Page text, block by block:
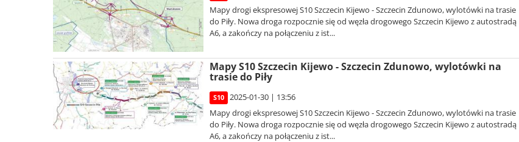
Mapy drogi ekspresowej S10 Szczecin Kijewo - Szczecin Zdunowo, wylotówki na trasie
do Piły. Nowa droga rozpocznie się od węzła drogowego Szczecin Kijewo z autostradą
A6, a zakończy na połączeniu z ist...
Mapy S10 Szczecin Kijewo - Szczecin Zdunowo, wylotówki na
trasie do Piły
S10
2025-01-30 | 13:56
Mapy drogi ekspresowej S10 Szczecin Kijewo - Szczecin Zdunowo, wylotówki na trasie
do Piły. Nowa droga rozpocznie się od węzła drogowego Szczecin Kijewo z autostradą
A6, a zakończy na połączeniu z ist...